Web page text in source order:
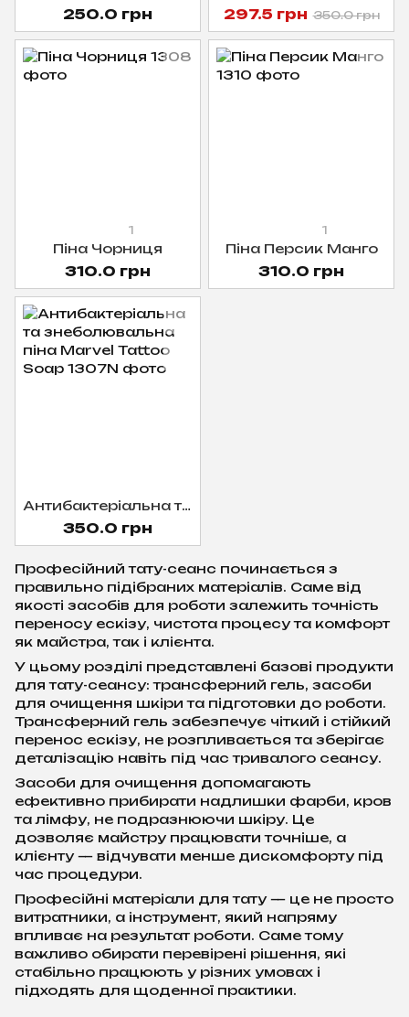
250.0 грн 297.5 грн 350.0 грн
1
Піна Чорниця
310.0 грн
1
Піна Персик Манго
310.0 грн
Антибактеріальна та знеболювальна піна Marvel Tattoo Soap
350.0 грн
Професійний тату-сеанс починається з
правильно підібраних матеріалів. Саме від
якості засобів для роботи залежить точність
переносу ескізу, чистота процесу та комфорт
як майстра, так і клієнта.
У цьому розділі представлені базові продукти
для тату-сеансу: трансферний гель, засоби
для очищення шкіри та підготовки до роботи.
Трансферний гель забезпечує чіткий і стійкий
перенос ескізу, не розпливається та зберігає
деталізацію навіть під час тривалого сеансу.
Засоби для очищення допомагають
ефективно прибирати надлишки фарби, кров
та лімфу, не подразнюючи шкіру. Це
дозволяє майстру працювати точніше, а
клієнту — відчувати менше дискомфорту під
час процедури.
Професійні матеріали для тату — це не просто
витратники, а інструмент, який напряму
впливає на результат роботи. Саме тому
важливо обирати перевірені рішення, які
стабільно працюють у різних умовах і
підходять для щоденної практики.